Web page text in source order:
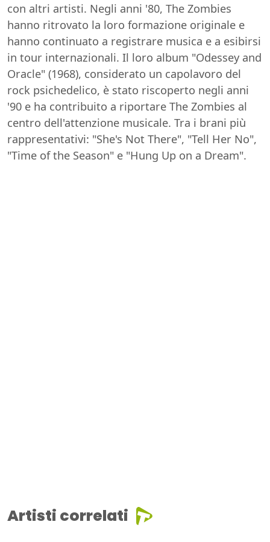
con altri artisti. Negli anni '80, The Zombies
hanno ritrovato la loro formazione originale e
hanno continuato a registrare musica e a esibirsi
in tour internazionali. Il loro album "Odessey and
Oracle" (1968), considerato un capolavoro del
rock psichedelico, è stato riscoperto negli anni
'90 e ha contribuito a riportare The Zombies al
centro dell'attenzione musicale. Tra i brani più
rappresentativi: "She's Not There", "Tell Her No",
"Time of the Season" e "Hung Up on a Dream".
Artisti correlati